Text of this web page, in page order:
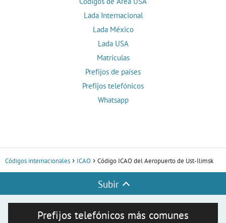
Lada Internacional
Lada México
Lada USA
Matrículas
Prefijos de países
Prefijos telefónicos
Whatsapp
Códigos internacionales ICAO Código ICAO del Aeropuerto de Ust-Ilimsk
Subir
Prefijos telefónicos más comunes